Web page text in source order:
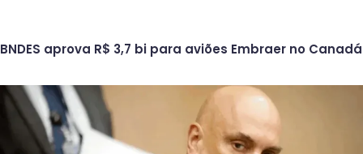
BNDES aprova R$ 3,7 bi para aviões Embraer no Canadá